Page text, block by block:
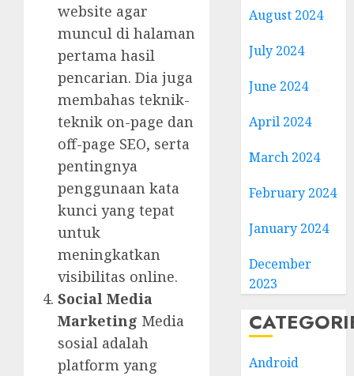
website agar
muncul di halaman
pertama hasil
pencarian. Dia juga
membahas teknik-
teknik on-page dan
off-page SEO, serta
pentingnya
penggunaan kata
kunci yang tepat
untuk
meningkatkan
visibilitas online.
Social Media
Marketing Media
sosial adalah
platform yang
August 2024
July 2024
June 2024
April 2024
March 2024
February 2024
January 2024
December
2023
Android